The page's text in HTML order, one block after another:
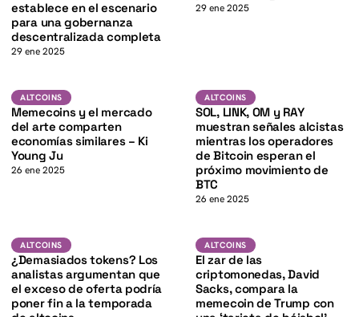
establece en el escenario
para una gobernanza
descentralizada completa
29 ene 2025
29 ene 2025
Altcoins
K
ALTCOINS
Memecoins y el mercado
del arte comparten
economías similares – Ki
Young Ju
26 ene 2025
ALTCOINS BTC
ALTCOINS
SOL, LINK, OM y RAY
muestran señales alcistas
mientras los operadores
de Bitcoin esperan el
próximo movimiento de
BTC
26 ene 2025
Altcoins
K
ALTCOINS
¿Demasiados tokens? Los
analistas argumentan que
el exceso de oferta podría
poner fin a la temporada
Altcoins
ALTCOINS
El zar de las
criptomonedas, David
Sacks, compara la
memecoin de Trump con